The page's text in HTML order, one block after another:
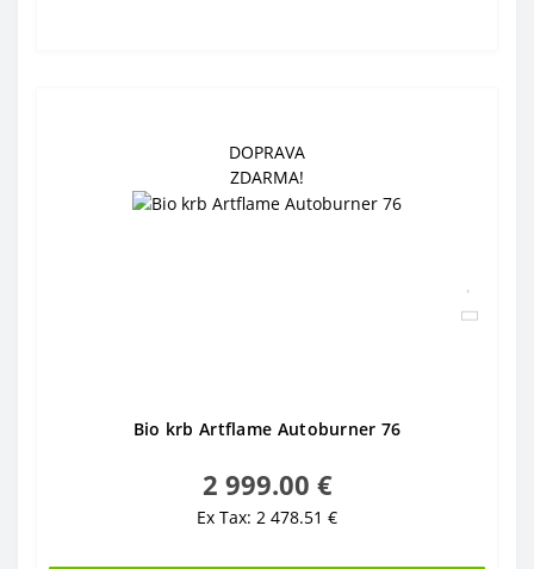
DOPRAVA
ZDARMA!
Bio krb Artflame Autoburner 76
2 999.00 €
Ex Tax: 2 478.51 €